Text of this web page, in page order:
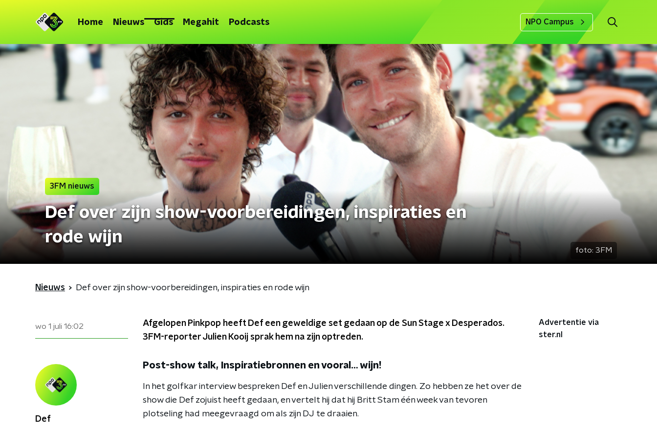
Home Nieuws Gids Megahit Podcasts NPO Campus
3FM nieuws
Def over zijn show-voorbereidingen, inspiraties en
rode wijn
foto: 3FM
Nieuws Def over zijn show-voorbereidingen, inspiraties en rode wijn
wo 1 juli 16:02
Afgelopen Pinkpop heeft Def een geweldige set gedaan op de Sun Stage x Desperados.
3FM-reporter Julien Kooij sprak hem na zijn optreden.
Post-show talk, Inspiratiebronnen en vooral… wijn!
In het golfkar interview bespreken Def en Julien verschillende dingen. Zo hebben ze het over de
show die Def zojuist heeft gedaan, en vertelt hij dat hij Britt Stam één week van tevoren
plotseling had meegevraagd om als zijn DJ te draaien.
Advertentie via
ster.nl
Def